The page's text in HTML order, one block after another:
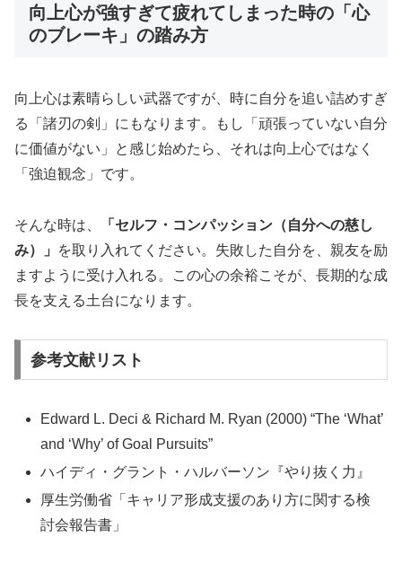
向上心が強すぎて疲れてしまった時の「心
のブレーキ」の踏み方
向上心は素晴らしい武器ですが、時に自分を追い詰めすぎ
る「諸刃の剣」にもなります。もし「頑張っていない自分
に価値がない」と感じ始めたら、それは向上心ではなく
「強迫観念」です。
そんな時は、
「セルフ・コンパッション（自分への慈し
み）」
を取り入れてください。失敗した自分を、親友を励
ますように受け入れる。この心の余裕こそが、長期的な成
長を支える土台になります。
参考文献リスト
Edward L. Deci & Richard M. Ryan (2000) “The ‘What’
and ‘Why’ of Goal Pursuits”
ハイディ・グラント・ハルバーソン『やり抜く力』
厚生労働省「キャリア形成支援のあり方に関する検
討会報告書」